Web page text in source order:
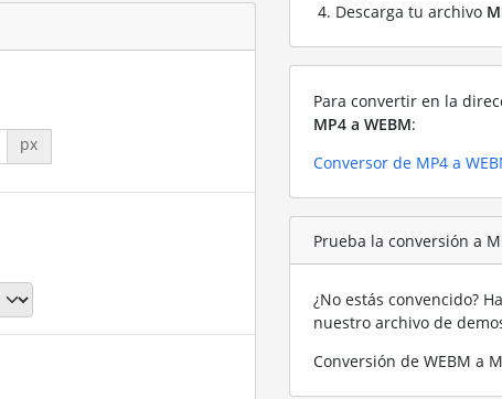
px
Descarga tu archivo
Para convertir en la
MP4 a WEBM:
Conversor de MP4 a
Prueba la conversión a
¿No estás convencido?
nuestro archivo de
Conversión de WEBM a